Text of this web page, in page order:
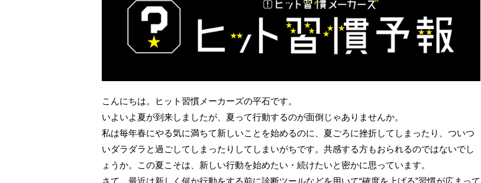
こんにちは。ヒット習慣メーカーズの平石です。
いよいよ夏が到来しましたが、夏って行動するのが面倒じゃありませんか。
私は毎年春にやる気に満ちて新しいことを始めるのに、夏ごろに挫折してしまったり、ついつ
いダラダラと過ごしてしまったりしてしまいがちです。共感する方もおられるのではないでし
ょうか。この夏こそは、新しい行動を始めたい・続けたいと密かに思っています。